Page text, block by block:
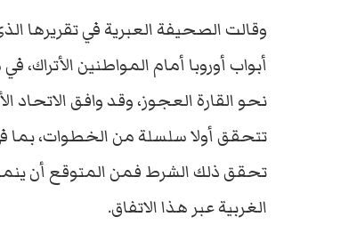
وقالت الصحيفة العبرية في تقريرها
أبواب أوروبا أمام المواطنين
نحو القارة العجوز، وقد وافق
تتحقق أولا سلسلة من الخطوات، بما
تحقق ذلك الشرط فمن المتوقع أن
الغربية عبر هذا الاتفاق.